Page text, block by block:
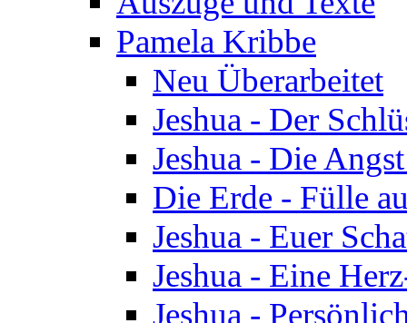
Pamela Kribbe
Neu Überarbeitet
Jeshua - Der
Jeshua - Die
Die Erde - Fülle
Jeshua - Euer
Jeshua - Eine
Jeshua -